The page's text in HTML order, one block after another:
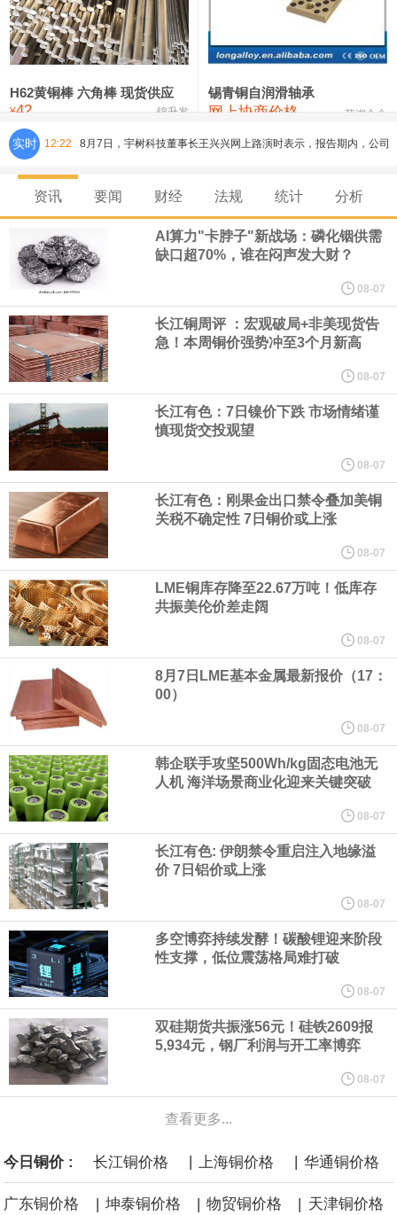
铸造铝合金锭(ZLD104) 24,300—24,500 24,400
压铸锌合金锭 26,500—26,700
氯化镍 38,300—40,300 39,300 0
H62黄铜棒 六角棒 现货供应
¥42 锦升发
锡青铜自润滑轴承
网上协商价格 芜湖合金
实时 12:22 8月7日，宇树科技董事长王兴兴网上路演时表示，报告期内，公司
研发费用金额分别为4,995.18万元、7,001.70万元、14,496.56万
元，最近3年复合增长率达70.36%，呈快速增长趋势，并形成多项
核心技术和知识产权。截至2026年1月31日，公司拥有262项专利权
（含境内发明专利20项）。
纽约期银日内涨4%，现报64.08美元/盎司。
宇树科技董事长、总经理兼首席技术官王兴兴在网上路演时表示，
经过多年研发创新和技术积累，公司逐步形成了包括一体化关节集
成技术、高紧凑度机器人身体集成技术、机器人激光雷达全自研核
心技术等多项已商业化应用的核心技术并已应用于公司的高性能通
用人形机器人、四足机器人等产品。
美国总统特朗普6日否认他对国防部长赫格塞思不满，称对赫格塞思
所做的工作“非常满意”。特朗普在社交媒体上发帖称，一些媒体有关
他与赫格塞思就弹药短缺问题发生冲突的报道是“完全没有根据的谣
言”，他对赫格塞思所做的工作“非常满意”。
纽约期银突破64美元/盎司，日内涨3.91%。
据报道，威刚近日在法说会上表示，在需求增加、价格走高及货源
稳定的三大有利因素带动下，预期第3季度营运将优于第2季度，并
进一步扩大全年营运成果。
美国国会预算办公室（CBO）于当地时间5日发布报告称，美国海军
计划建造的15艘核动力“特朗普级”（Trump-class）战列舰，从研发
到采购的总费用可能高达2750亿美元，为美国有史以来最昂贵的水
面战舰项目之一。 根据CBO的初步估算，首舰造价约234亿美元，
后续14艘平均每艘约180亿美元。
黄金价格有望录得自今年1月以来最大单周涨幅。油价走弱为金价提
资讯 要闻 财经 法规 统计 分析
AI算力"卡脖子"新战场：磷化铟供需
缺口超70%，谁在闷声发大财？
08-07
长江铜周评 ：宏观破局+非美现货告
急！本周铜价强势冲至3个月新高
08-07
长江有色：7日镍价下跌 市场情绪谨
慎现货交投观望
08-07
长江有色：刚果金出口禁令叠加美铜
关税不确定性 7日铜价或上涨
08-07
LME铜库存降至22.67万吨！低库存
共振美伦价差走阔
08-07
8月7日LME基本金属最新报价（17：
00）
08-07
韩企联手攻坚500Wh/kg固态电池无
人机 海洋场景商业化迎来关键突破
08-07
长江有色: 伊朗禁令重启注入地缘溢
价 7日铝价或上涨
08-07
多空博弈持续发酵！碳酸锂迎来阶段
性支撑，低位震荡格局难打破
08-07
双硅期货共振涨56元！硅铁2609报
5,934元，钢厂利润与开工率博弈
08-07
查看更多...
今日铜价 : 长江铜价格 | 上海铜价格 | 华通铜价格
广东铜价格 | 坤泰铜价格 | 物贸铜价格 | 天津铜价格